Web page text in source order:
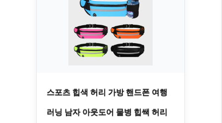
스포츠 힙색 허리 가방 핸드폰 여행
러닝 남자 아웃도어 물병 힙쌕 허리